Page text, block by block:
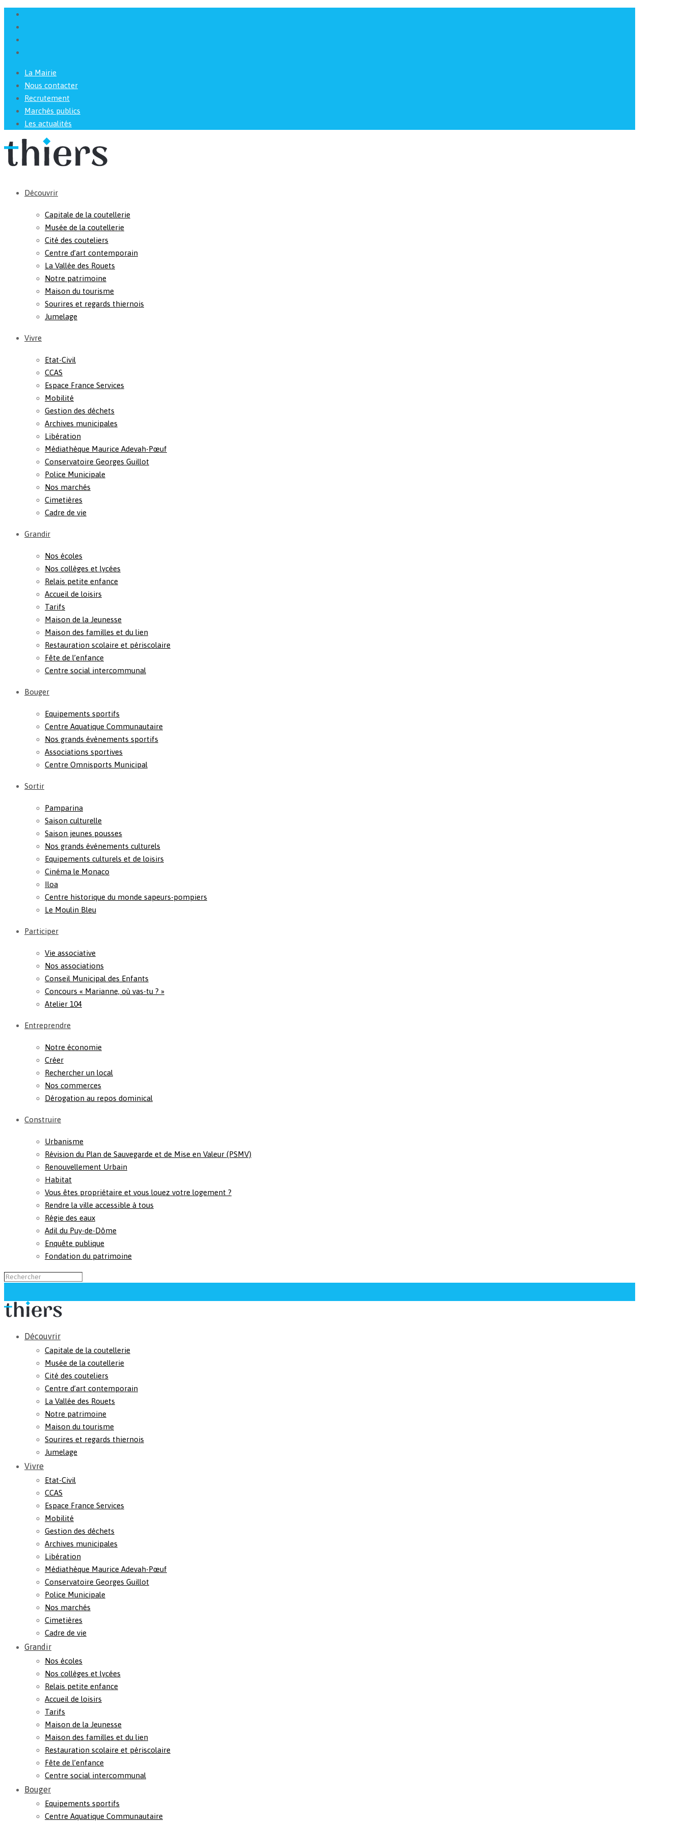
La Mairie
Nous contacter
Recrutement
Marchés publics
Les actualités
Découvrir
Capitale de la coutellerie
Musée de la coutellerie
Cité des couteliers
Centre d’art contemporain
La Vallée des Rouets
Notre patrimoine
Maison du tourisme
Sourires et regards thiernois
Jumelage
Vivre
Etat-Civil
CCAS
Espace France Services
Mobilité
Gestion des déchets
Archives municipales
Libération
Médiathèque Maurice Adevah-Pœuf
Conservatoire Georges Guillot
Police Municipale
Nos marchés
Cimetières
Cadre de vie
Grandir
Nos écoles
Nos collèges et lycées
Relais petite enfance
Accueil de loisirs
Tarifs
Maison de la Jeunesse
Maison des familles et du lien
Restauration scolaire et périscolaire
Fête de l’enfance
Centre social intercommunal
Bouger
Equipements sportifs
Centre Aquatique Communautaire
Nos grands évènements sportifs
Associations sportives
Centre Omnisports Municipal
Sortir
Pamparina
Saison culturelle
Saison jeunes pousses
Nos grands événements culturels
Equipements culturels et de loisirs
Cinéma le Monaco
Iloa
Centre historique du monde sapeurs-pompiers
Le Moulin Bleu
Participer
Vie associative
Nos associations
Conseil Municipal des Enfants
Concours « Marianne, où vas-tu ? »
Atelier 104
Entreprendre
Notre économie
Créer
Rechercher un local
Nos commerces
Dérogation au repos dominical
Construire
Urbanisme
Révision du Plan de Sauvegarde et de Mise en Valeur (PSMV)
Renouvellement Urbain
Habitat
Vous êtes propriétaire et vous louez votre logement ?
Rendre la ville accessible à tous
Régie des eaux
Adil du Puy-de-Dôme
Enquête publique
Fondation du patrimoine
Découvrir
Capitale de la coutellerie
Musée de la coutellerie
Cité des couteliers
Centre d’art contemporain
La Vallée des Rouets
Notre patrimoine
Maison du tourisme
Sourires et regards thiernois
Jumelage
Vivre
Etat-Civil
CCAS
Espace France Services
Mobilité
Gestion des déchets
Archives municipales
Libération
Médiathèque Maurice Adevah-Pœuf
Conservatoire Georges Guillot
Police Municipale
Nos marchés
Cimetières
Cadre de vie
Grandir
Nos écoles
Nos collèges et lycées
Relais petite enfance
Accueil de loisirs
Tarifs
Maison de la Jeunesse
Maison des familles et du lien
Restauration scolaire et périscolaire
Fête de l’enfance
Centre social intercommunal
Bouger
Equipements sportifs
Centre Aquatique Communautaire